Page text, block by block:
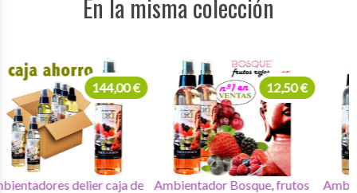
En la misma colección
Ambientadores delier caja de
144,00 €
Ambientador Bosque, frutos
12,50 €